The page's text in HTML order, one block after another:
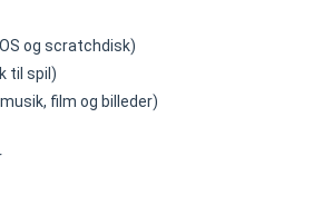
og scratchdisk)
til spil)
film og billeder)